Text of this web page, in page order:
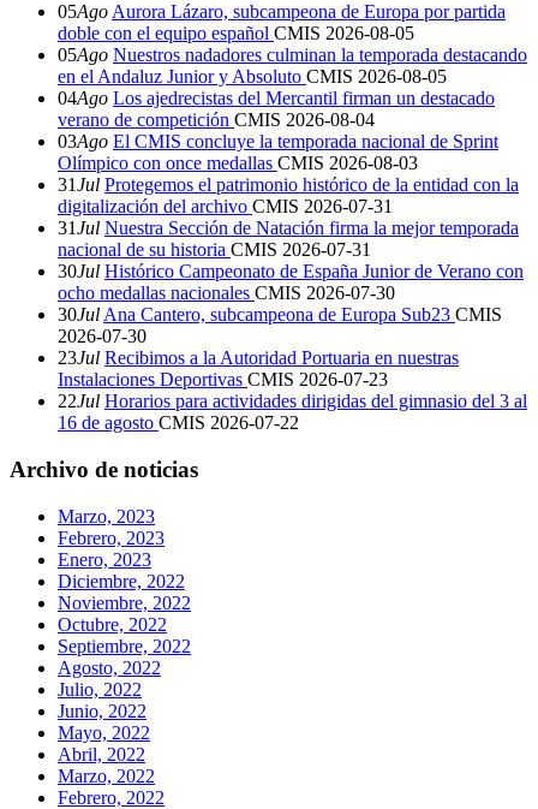
05Ago Aurora Lázaro, subcampeona de Europa por partida
doble con el equipo español CMIS 2026-08-05
05Ago Nuestros nadadores culminan la temporada destacando
en el Andaluz Junior y Absoluto CMIS 2026-08-05
04Ago Los ajedrecistas del Mercantil firman un destacado
verano de competición CMIS 2026-08-04
03Ago El CMIS concluye la temporada nacional de Sprint
Olímpico con once medallas CMIS 2026-08-03
31Jul Protegemos el patrimonio histórico de la entidad con la
digitalización del archivo CMIS 2026-07-31
31Jul Nuestra Sección de Natación firma la mejor temporada
nacional de su historia CMIS 2026-07-31
30Jul Histórico Campeonato de España Junior de Verano con
ocho medallas nacionales CMIS 2026-07-30
30Jul Ana Cantero, subcampeona de Europa Sub23 CMIS
2026-07-30
23Jul Recibimos a la Autoridad Portuaria en nuestras
Instalaciones Deportivas CMIS 2026-07-23
22Jul Horarios para actividades dirigidas del gimnasio del 3 al
16 de agosto CMIS 2026-07-22
Archivo de noticias
Marzo, 2023
Febrero, 2023
Enero, 2023
Diciembre, 2022
Noviembre, 2022
Octubre, 2022
Septiembre, 2022
Agosto, 2022
Julio, 2022
Junio, 2022
Mayo, 2022
Abril, 2022
Marzo, 2022
Febrero, 2022